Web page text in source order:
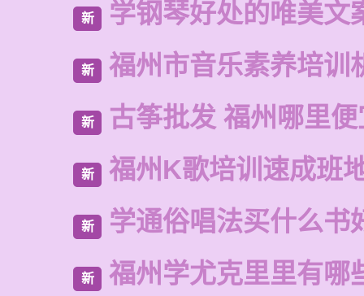
新 学钢琴好处的唯美文
新 福州市音乐素养培训
新 古筝批发 福州哪里
新 福州K歌培训速成班
新 学通俗唱法买什么书
新 福州学尤克里里有哪